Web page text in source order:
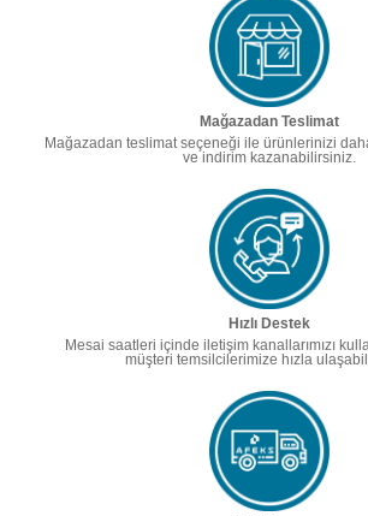
Mağazadan Teslimat
Mağazadan teslimat seçeneği ile ürünlerinizi
ve indirim kazanabilirsiniz.
Hızlı Destek
Mesai saatleri içinde iletişim kanallarımızı
müşteri temsilcilerimize hızla